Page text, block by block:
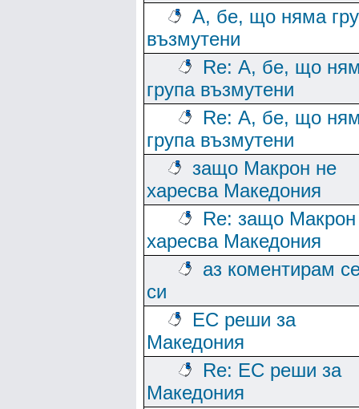
А, бе, що няма
възмутени
Re: А, бе, що
група възмутени
Re: А, бе, що
група възмутени
защо Макрон не
харесва Македония
Re: защо
харесва Македония
аз коментирам
си
ЕС реши за
Македония
Re: ЕС реши за
Македония